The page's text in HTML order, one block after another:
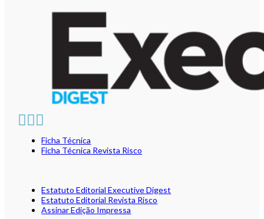
Ficha Técnica
Ficha Técnica Revista Risco
Estatuto Editorial Executive Digest
Estatuto Editorial Revista Risco
Assinar Edição Impressa